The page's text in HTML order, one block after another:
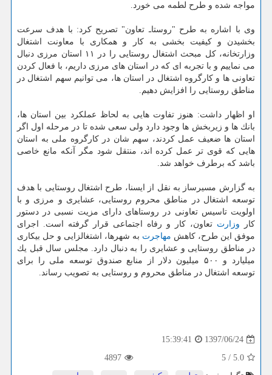
مواجه شده و طرح لطمه می خورد.
وی با اشاره به طرح "روستاـ تعاون" تصریح كرد: با هدف سرعت
بخشیدن و كیفیت بخشی به كار و همكاری با معاونت اشتغال
وزارتخانه، كل مبحث اشتغال روستایی را در ۱۱ استان مرزی دنبال
می نماییم و با تجربه ای كه در استان های مرزی داریم، با فعال كردن
تعاونی ها و كارگروه اشتغال در استان ها، می توانیم سهم اشتغال در
مناطق روستایی را افزایش دهیم.
او اظهار داشت: هنوز تفاوت هایی به لحاظ عملكرد بین استان ها،
بانك ها و زیربخش ها وجود دارد ولی سعی شده تا در مرحله اول اگر
استان ها ضعیف عمل كردند، سهم شان در كارگروه ملی به استان
هایی كه قوی تر عمل كرده اند، منتقل شود مگر آنكه مانع خاصی
باشد كه برطرف خواهد شد.
به گزارش مسیرساز به نقل از ایسنا، طرح اشتغال روستایی با هدف
توسعه اشتغال در مناطق محروم روستایی، عشایری و مرزی و با
اولویت تاسیس تعاونی در روستاهای دارای مزیت نسبی در دستور
كار وزارت تعاون، كار و رفاه اجتماعی قرار گرفته است. اجرای
موفق این طرح، كاهش مهاجرت به شهرها، اشتغالزایی و حل بیكاری
در مناطق روستایی و عشایری را به دنبال دارد. مجلس سال قبل یك
میلیارد و ۵۰۰ میلیون دلار از منابع صندوق توسعه ملی را برای
توسعه اشتغال در مناطق محروم و روستایی به تصویب رساند.
1397/06/24
15:39:41
5.0
/
5
4897